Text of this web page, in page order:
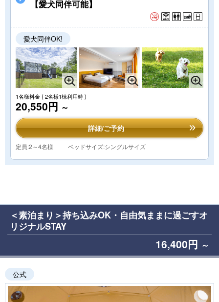
【愛犬同伴可能】
愛犬同伴OK!
1名様料金( 2名様1棟利用時 )
20,550円 ～
詳細/ご予約
定員:2～4名様 ベッドサイズ:シングルサイズ
＜素泊まり＞持ち込みOK・自由気ままに過ごすオ
リジナルSTAY
16,400円 ～
公式